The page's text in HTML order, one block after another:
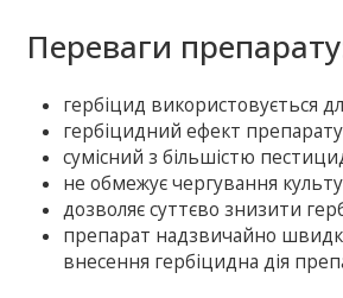
Переваги
гербіцид використовується
гербіцидний ефект
сумісний з більшістю
не обмежує чергування
дозволяє суттєво знизити
препарат надзвичайно
внесення гербіцидна дія